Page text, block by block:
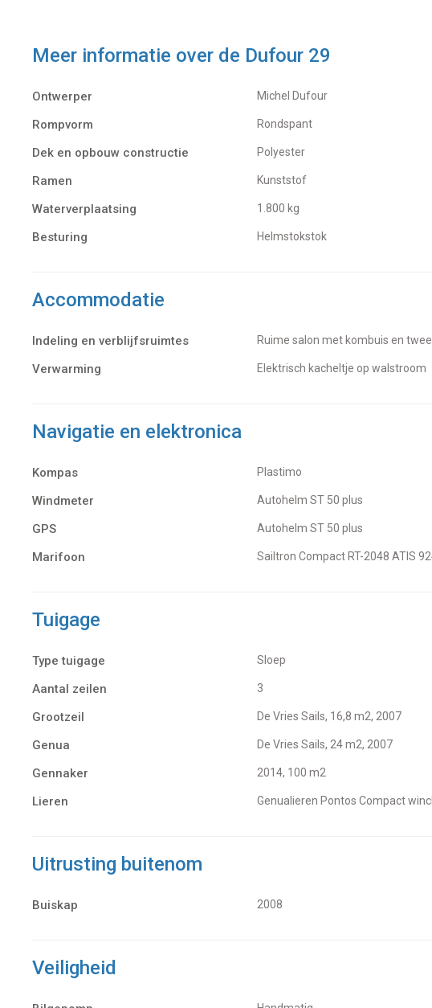
Meer informatie over de Dufour 29
Ontwerper Michel Dufour
Rompvorm Rondspant
Dek en opbouw constructie Polyester
Ramen Kunststof
Waterverplaatsing 1.800 kg
Besturing Helmstokstok
Accommodatie
Indeling en verblijfsruimtes Ruime salon met kombuis en
Verwarming Elektrisch kacheltje op walstroom
Navigatie en elektronica
Kompas Plastimo
Windmeter Autohelm ST 50 plus
GPS Autohelm ST 50 plus
Marifoon Sailtron Compact RT-2048 ATIS
Tuigage
Type tuigage Sloep
Aantal zeilen 3
Grootzeil De Vries Sails, 16,8 m2, 2007
Genua De Vries Sails, 24 m2, 2007
Gennaker 2014, 100 m2
Lieren Genualieren Pontos Compact
Uitrusting buitenom
Buiskap 2008
Veiligheid